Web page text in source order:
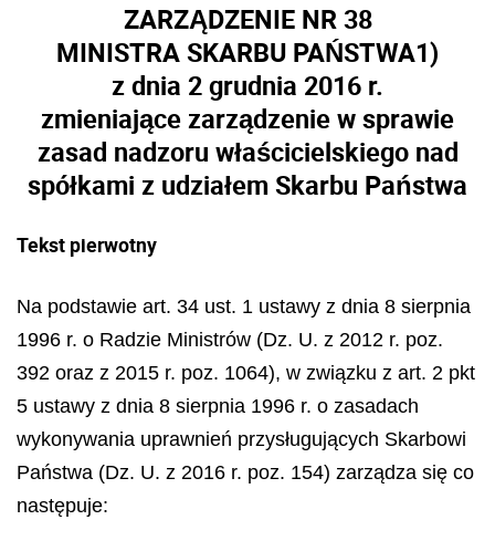
ZARZĄDZENIE NR 38
MINISTRA SKARBU PAŃSTWA1)
z dnia 2 grudnia 2016 r.
zmieniające zarządzenie w sprawie
zasad nadzoru właścicielskiego nad
spółkami z udziałem Skarbu Państwa
Tekst pierwotny
Na podstawie art. 34 ust. 1 ustawy z dnia 8 sierpnia
1996 r. o Radzie Ministrów (Dz. U. z 2012 r. poz.
392 oraz z 2015 r. poz. 1064), w związku z art. 2 pkt
5 ustawy z dnia 8 sierpnia 1996 r. o zasadach
wykonywania uprawnień przysługujących Skarbowi
Państwa (Dz. U. z 2016 r. poz. 154) zarządza się co
następuje: